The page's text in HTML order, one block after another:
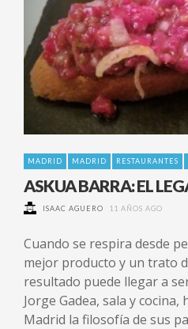
MADRID MADRID RESTAURANTES
ASKUA BARRA: EL
ISAAC AGUERO 11 AÑOS AGO
Cuando se respira desde
mejor producto y un trato
resultado puede llegar a
Jorge Gadea, sala y
Madrid la filosofía de sus